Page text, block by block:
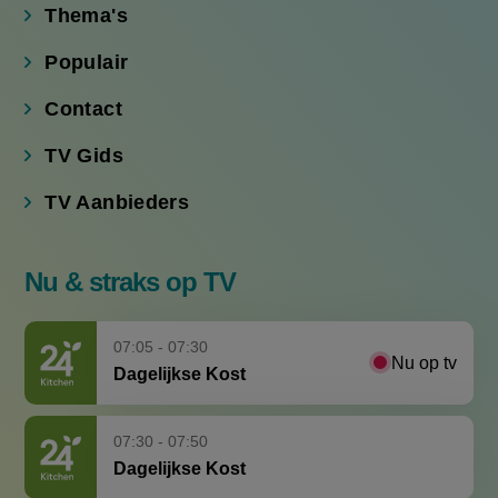
Thema's
Populair
Contact
TV Gids
TV Aanbieders
Nu & straks op TV
07:05 - 07:30
Dagelijkse Kost
Nu op tv
07:30 - 07:50
Dagelijkse Kost